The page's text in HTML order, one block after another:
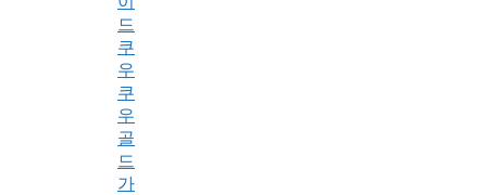
드
쿠
우
쿠
우
골
드
가